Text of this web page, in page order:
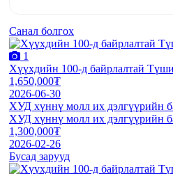
Санал болгох
1
Хүүхдийн 100-д байрлалтай
1,650,000₮
2026-06-30
ХУД хүннү молл их дэлгүүрийн
ХУД хүннү молл их дэлгүүрийн
1,300,000₮
2026-02-26
Бусад зарууд